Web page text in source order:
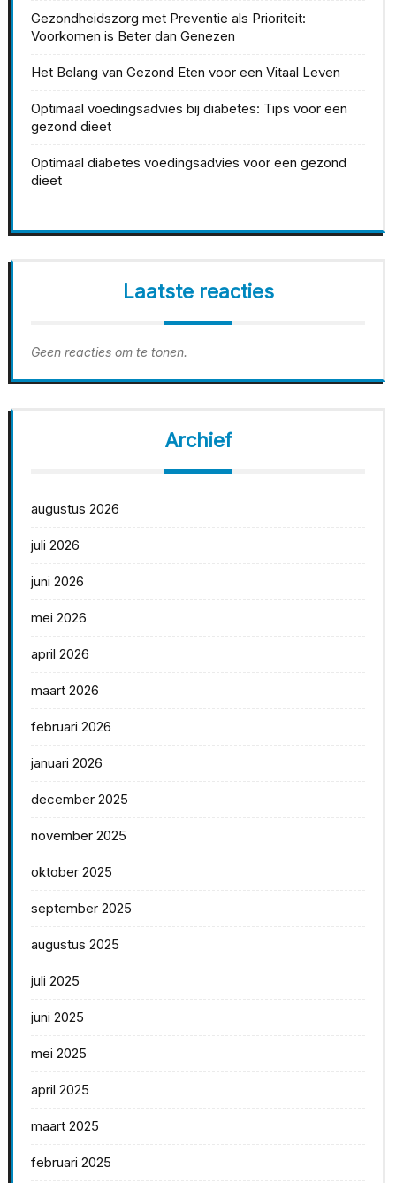
Gezondheidszorg met Preventie als Prioriteit:
Voorkomen is Beter dan Genezen
Het Belang van Gezond Eten voor een Vitaal Leven
Optimaal voedingsadvies bij diabetes: Tips voor een
gezond dieet
Optimaal diabetes voedingsadvies voor een gezond
dieet
Laatste reacties
Geen reacties om te tonen.
Archief
augustus 2026
juli 2026
juni 2026
mei 2026
april 2026
maart 2026
februari 2026
januari 2026
december 2025
november 2025
oktober 2025
september 2025
augustus 2025
juli 2025
juni 2025
mei 2025
april 2025
maart 2025
februari 2025